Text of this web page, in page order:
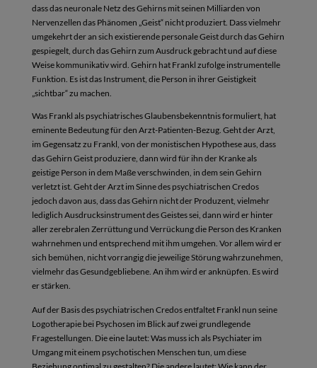
dass das neuronale Netz des Gehirns mit seinen Milliarden von
Nervenzellen das Phänomen „Geist“ nicht produziert. Dass vielmehr
umgekehrt der an sich existierende personale Geist durch das Gehirn
gespiegelt, durch das Gehirn zum Ausdruck gebracht und auf diese
Weise kommunikativ wird. Gehirn hat Frankl zufolge instrumentelle
Funktion. Es ist das Instrument, die Person in ihrer Geistigkeit
„sichtbar“ zu machen.
Was Frankl als psychiatrisches Glaubensbekenntnis formuliert, hat
eminente Bedeutung für den Arzt-Patienten-Bezug. Geht der Arzt,
im Gegensatz zu Frankl, von der monistischen Hypothese aus, dass
das Gehirn Geist produziere, dann wird für ihn der Kranke als
geistige Person in dem Maße verschwinden, in dem sein Gehirn
verletzt ist. Geht der Arzt im Sinne des psychiatrischen Credos
jedoch davon aus, dass das Gehirn nicht der Produzent, vielmehr
lediglich Ausdrucksinstrument des Geistes sei, dann wird er hinter
aller zerebralen Zerrüttung und Verrückung die Person des Kranken
wahrnehmen und entsprechend mit ihm umgehen. Vor allem wird er
sich bemühen, nicht vorrangig die jeweilige Störung wahrzunehmen,
vielmehr das Gesundgebliebene. An ihm wird er anknüpfen. Es wird
er stärken.
Auf der Basis des psychiatrischen Credos entfaltet Frankl nun seine
Logotherapie bei Psychosen im Blick auf zwei grundlegende
Fragestellungen. Die eine lautet: Was muss ich als Psychiater im
Umgang mit einem psychotischen Menschen tun, um diese